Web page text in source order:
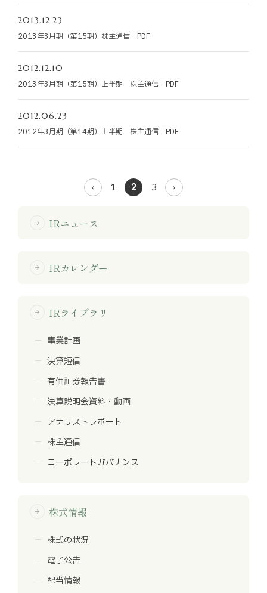
2013.12.23
2013年3月期（第15期）株主通信 PDF
2012.12.10
2013年3月期（第15期）上半期 株主通信 PDF
2012.06.23
2012年3月期（第14期）上半期 株主通信 PDF
1 2 3
arrow_forward IRニュース
arrow_forward IRカレンダー
arrow_forward IRライブラリ
事業計画
決算短信
有価証券報告書
決算説明会資料・動画
アナリストレポート
株主通信
コーポレートガバナンス
arrow_forward 株式情報
株式の状況
電子公告
配当情報